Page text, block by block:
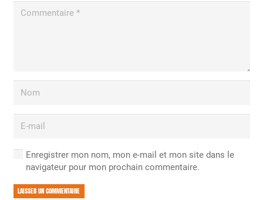
Enregistrer mon nom, mon e-mail et mon site dans le
navigateur pour mon prochain commentaire.
LAISSER UN COMMENTAIRE